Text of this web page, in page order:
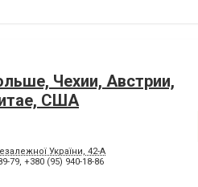
Чехии, Австрии,
США
України, 42-А
79, +380 (95) 940-18-86